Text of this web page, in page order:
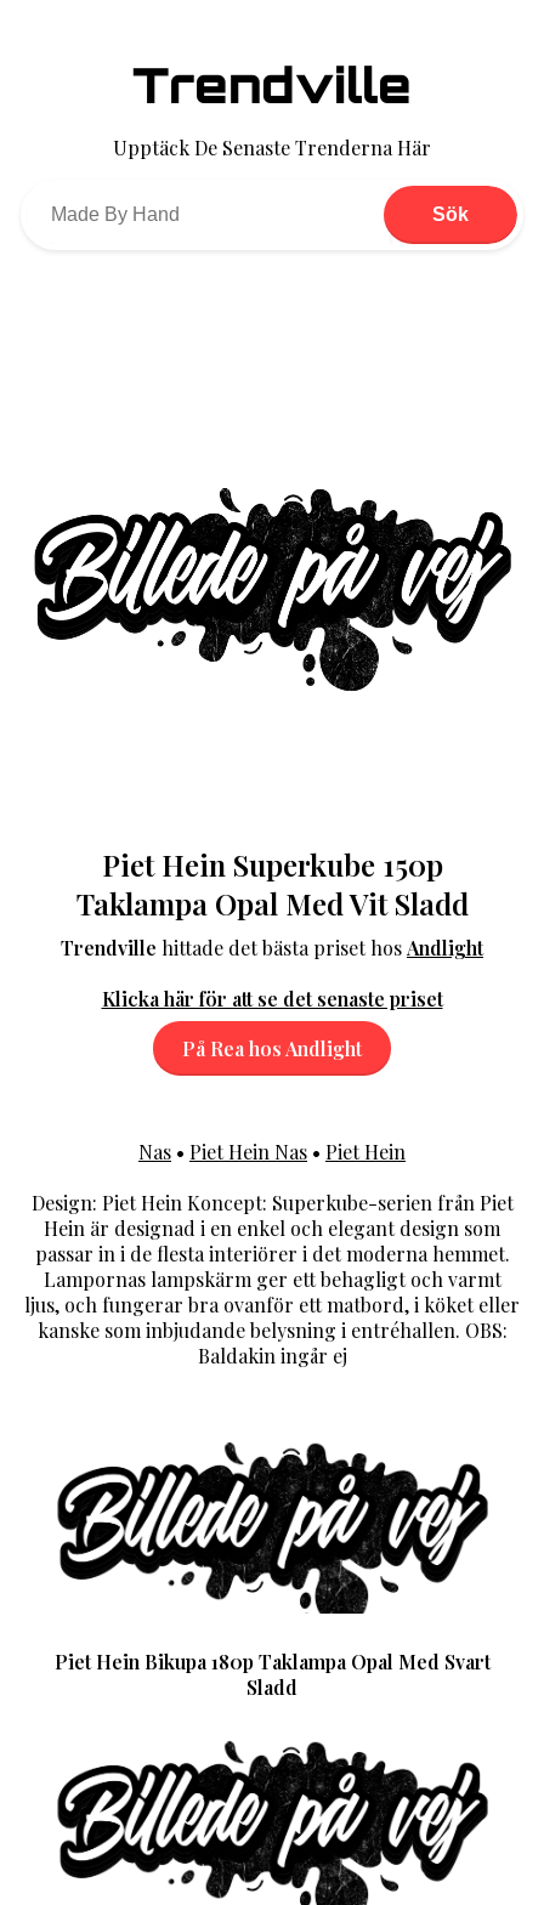
Trendville
Upptäck De Senaste Trenderna Här
Sök
Piet Hein Superkube 150p
Taklampa Opal Med Vit Sladd
Trendville hittade det bästa priset hosAndlight
Klicka här för att se det senaste priset
På Rea hos Andlight
Nas • Piet Hein Nas • Piet Hein
Design: Piet Hein Koncept: Superkube-serien från Piet
Hein är designad i en enkel och elegant design som
passar in i de flesta interiörer i det moderna hemmet.
Lampornas lampskärm ger ett behagligt och varmt
ljus, och fungerar bra ovanför ett matbord, i köket eller
kanske som inbjudande belysning i entréhallen. OBS:
Baldakin ingår ej
Piet Hein Bikupa 180p Taklampa Opal Med Svart
Sladd